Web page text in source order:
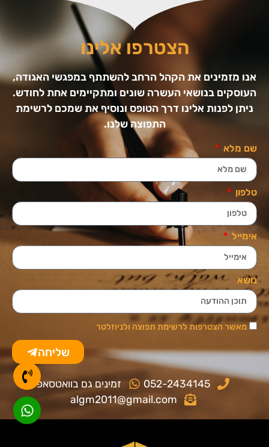
הצטרפו אלינו
אנו מזמינים את הקהל הרחב להשתתף במפגשי האגודה,
העוסקים בנושאי העשרה שונים ומתקיימים אחת לחודש.
ניתן לפנות אלינו דרך הטופס ונוסיף את שמכם לרשימת
התפוצה שלנו.
שם מלא
טלפון
אימייל
נושא
מאשר הצטרפות לרשימת תפוצה ולניוזלטר
שליחה
052-2434145
זמינים גם בוואטסאפ
algm2011@gmail.com